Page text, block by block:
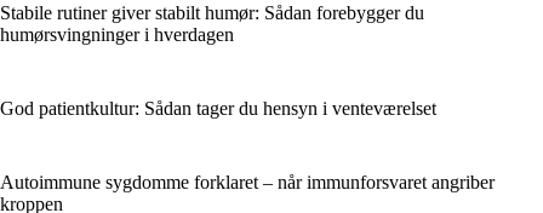
Stabile rutiner giver stabilt humør: Sådan forebygger du
humørsvingninger i hverdagen
God patientkultur: Sådan tager du hensyn i venteværelset
Autoimmune sygdomme forklaret – når immunforsvaret angriber
kroppen